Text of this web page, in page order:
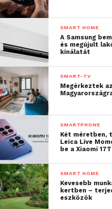
A modell Smart Wearing
rendelkezik, amely
szüneteltetésvezérlést tesz
automatikusan elindul
felhasználó fel- vagy
A hívások során a Space 2
SMART HOME
A Samsung
és megújult
kínálatát
SMART-TV
Megérkeztek
SMARTPHONE
Két méretben,
Leica Live
be a Xiaomi
SMART HOME
Kevesebb
kertben –
eszközök